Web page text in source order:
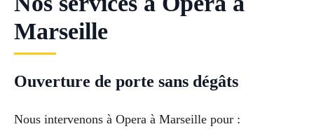
Marseille
Ouverture de porte sans dégâts
Nous intervenons à Opera à Marseille pour :